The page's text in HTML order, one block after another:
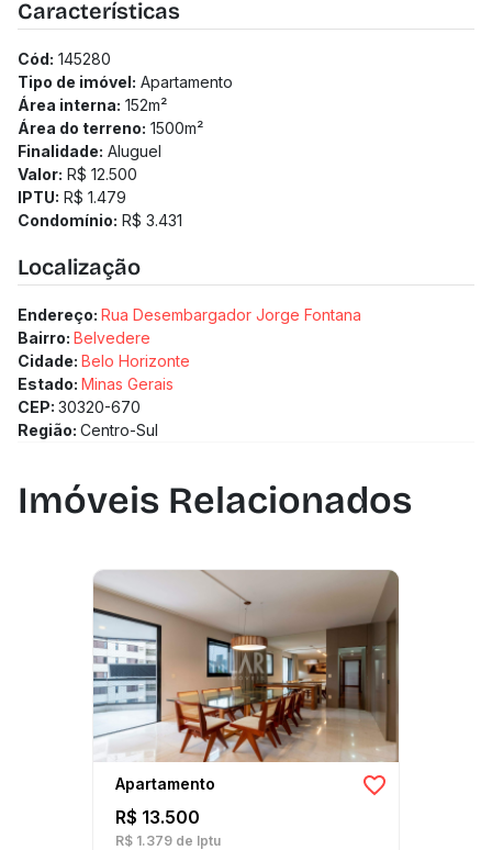
Dependência completa de serviço;
Despensa;
Rouparia;
O imóvel possui preparação para instalação de ar
condicionado, proporcionando praticidade para futuras
adequações.
Localização com acesso facilitado às principais vias da
região, próxima a comércio, serviços e conveniências.
(Os preços e informações poderão sofrer mudanças.
Solicitamos a confirmação com nossa equipe).
Características
Cód: 145280
Tipo de imóvel: Apartamento
Área interna: 152m²
Área do terreno: 1500m²
Finalidade: Aluguel
Valor: R$ 12.500
IPTU: R$ 1.479
Condomínio: R$ 3.431
Localização
Endereço: Rua Desembargador Jorge Fontana
Bairro: Belvedere
Cidade: Belo Horizonte
Estado: Minas Gerais
CEP: 30320-670
Região: Centro-Sul
Imóveis Relacionados
Apartamento
R$ 13.500
R$ 1.379 de Iptu